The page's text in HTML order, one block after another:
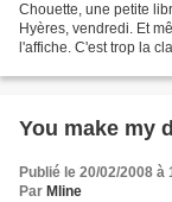
Chouette, une petite
Hyères, vendredi. Et
l'affiche. C'est trop la
You make my
Publié le 20/02/2008 à
Par Mline